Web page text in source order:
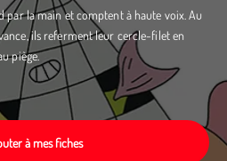
par la main et comptent à haute voix. Au
ils referment leur cercle-filet en
piège.
à mes fiches